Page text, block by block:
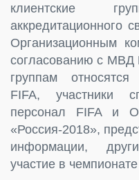
клиентские
аккредитационного
Организационным
согласованию с МВД
группам
FIFA, участники
персонал FIFA и
«Россия-2018»,
информации,
участие в